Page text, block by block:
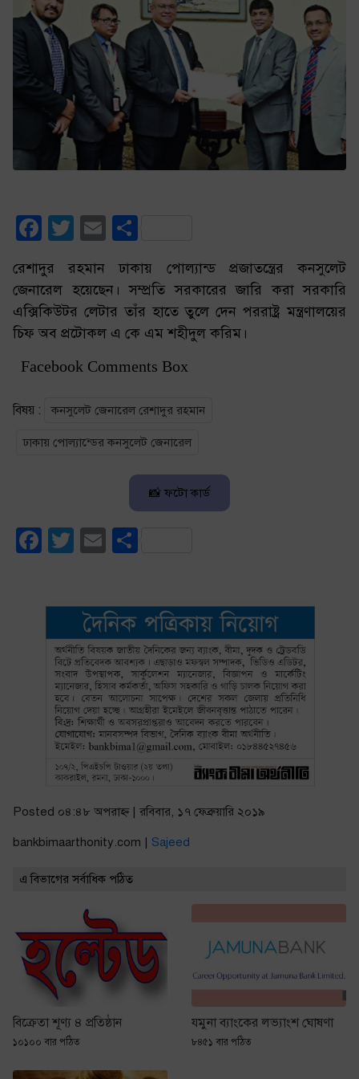
Facebook
TwitterEmail
রেশাদুর রহমান ঢাকায় পোল্যান্ড প্রজাতন্ত্রের কনসুলেট
জেনারেল হয়েছেন। সম্প্রতি সরকারের জারি করা সরকারি
এক্সিকিউটর লেটার তাঁর হাতে তুলে দেন পররাষ্ট্র মন্ত্রণালয়ের
চিফ অব প্রটোকল এ কে এম শহীদুল করিম।
Facebook Comments Box
বিষয় : কনসুলেট জেনারেল রেশাদুর রহমান
ঢাকায় পোল্যান্ডের কনসুলেট জেনারেল
📸 ফটো কার্ড
Facebook
TwitterEmail
Posted ০৪:৪৮ অপরাহ্ণ | রবিবার, ১৭ ফেব্রুয়ারি ২০১৯
bankbimaarthonity.com | Sajeed
এ বিভাগের সর্বাধিক পঠিত
বিক্রেতা শূণ্য ৪ প্রতিষ্ঠান
১০১০০ বার পঠিত
যমুনা ব্যাংকের লভ্যাংশ ঘোষণা
৮৪৫১ বার পঠিত